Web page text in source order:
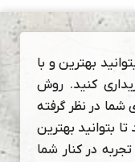
بهترین و با
کنید. روش
شما در نظر گرفته
بتوانید بهترین
در کنار شما